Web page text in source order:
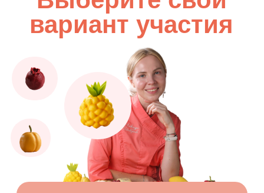
пирожных
Корпусные пирожные
ПРОФИ
Теоретический модуль
с подробным
описанием процессов
Модуль с рекомендациями
по инвентарю и ингредиентам
Модуль по заготовкам
Модуль по упаковке и
транспортировке десертов
Домашние задания и рецепты для
скачивания
Обратная связь и поддержка от